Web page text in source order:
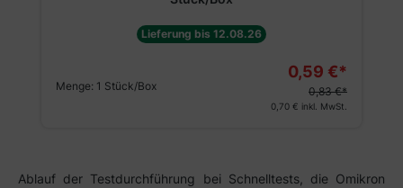
Lieferung bis 12.08.26
Menge: 1 Stück/Box
0,59 €*
0,83 €*
0,70 € inkl. MwSt.
Ablauf der Testdurchführung bei Schnelltests, die Omikron